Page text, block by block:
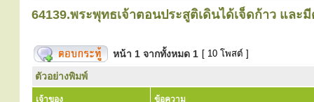
64139.พระพุทธเจ้าตอนประสูติเดินได้เจ็ดก้าว และ
หน้า 1 จากทั้งหมด 1 [ 10 โพสต์ ]
ตัวอย่างพิมพ์
เจ้าของ ข้อความ